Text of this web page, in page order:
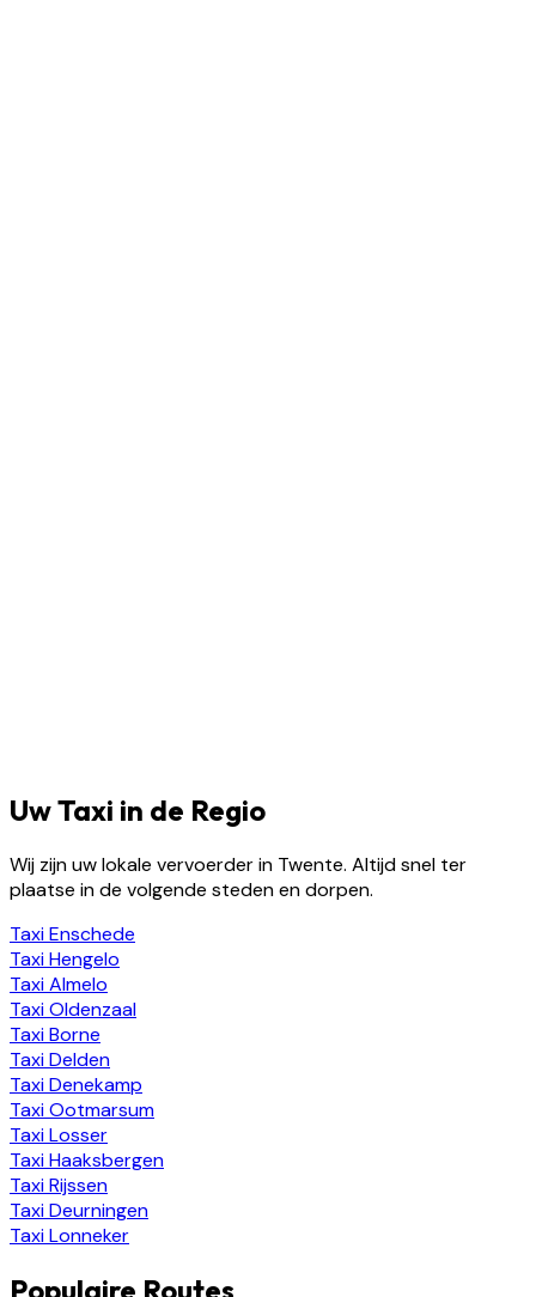
Uw Taxi in de Regio
Wij zijn uw lokale vervoerder in Twente. Altijd snel ter
plaatse in de volgende steden en dorpen.
TaxiEnschede
TaxiHengelo
TaxiAlmelo
TaxiOldenzaal
TaxiBorne
TaxiDelden
TaxiDenekamp
TaxiOotmarsum
TaxiLosser
TaxiHaaksbergen
TaxiRijssen
TaxiDeurningen
TaxiLonneker
Populaire Routes